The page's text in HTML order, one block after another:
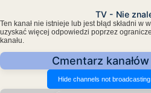
TV - Nie
Ten kanał nie istnieje lub jest błąd składni w
uzyskać więcej odpowiedzi poprzez
kanału.
Cmentarz